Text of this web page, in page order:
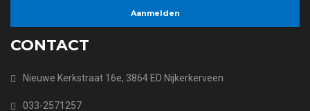
CONTACT
Nieuwe Kerkstraat 16e, 3864 ED Nijkerkerveen
033-2571257